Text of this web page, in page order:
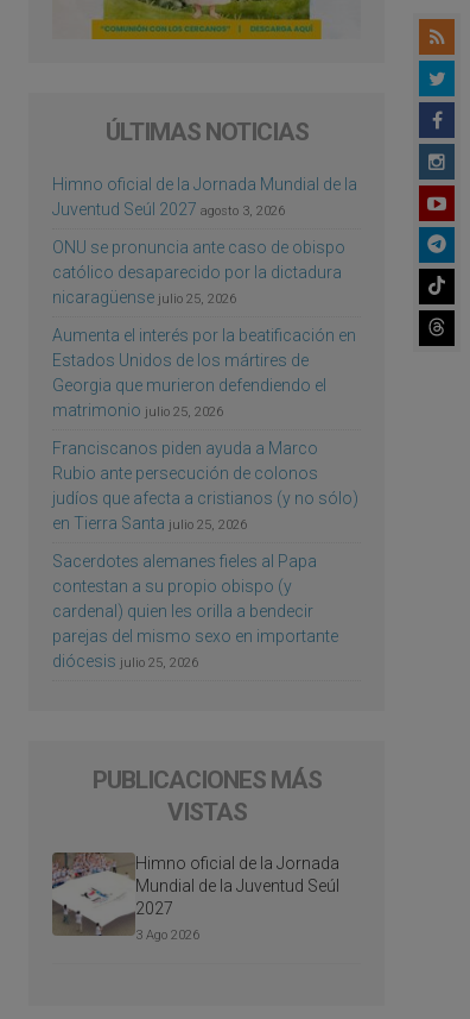
ÚLTIMAS NOTICIAS
Himno oficial de la Jornada Mundial de la
Juventud Seúl 2027 agosto 3, 2026
ONU se pronuncia ante caso de obispo
católico desaparecido por la dictadura
nicaragüense julio 25, 2026
Aumenta el interés por la beatificación en
Estados Unidos de los mártires de
Georgia que murieron defendiendo el
matrimonio julio 25, 2026
Franciscanos piden ayuda a Marco
Rubio ante persecución de colonos
judíos que afecta a cristianos (y no sólo)
en Tierra Santa julio 25, 2026
Sacerdotes alemanes fieles al Papa
contestan a su propio obispo (y
cardenal) quien les orilla a bendecir
parejas del mismo sexo en importante
diócesis julio 25, 2026
PUBLICACIONES MÁS
VISTAS
Himno oficial de la Jornada
Mundial de la Juventud Seúl
2027
3 Ago 2026